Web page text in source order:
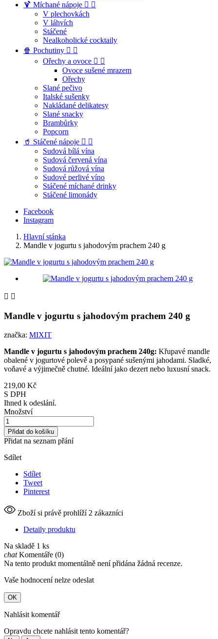
🍹 Míchané nápoje  
V plechovkách
V láhvích
Stáčené
Nealkoholické cocktaily
🍿 Pochutiny  
Ořechy a ovoce  
Ovoce sušené mrazem
Ořechy
Slané pečivo
Italské sušenky
Nakládané delikatesy
Slané snacky
Brambůrky
Popcorn
🥤 Stáčené nápoje  
Sudová bílá vína
Sudová červená vína
Sudová růžová vína
Sudové perlivé víno
Stáčené míchané drinky
Stáčené limonády
Facebook
Instagram
Hlavní stánka
Mandle v jogurtu s jahodovým prachem 240 g
 
Mandle v jogurtu s jahodovým prachem 240 g
značka: MIXIT
Mandle v jogurtu s jahodovým prachem 240g: Křupavé mandle
obalené v jogurtové polevě a posypané sušenými jahodami. Sladké,
voňavé a výjimečně chutné. Ideální jako dezert nebo luxusní snack.
219,00 Kč
S DPH
Ihned k odeslání.
Množství
Přidat do košíku
Přidat na seznam přání
Sdílet
Sdílet
Tweet
Pinterest
Zboží si právě prohlíží 2 zákazníci
Detaily produktu
Na skladě 1 ks
chatKomentáře (0)
Na tento produkt momentálně není přidána žádná recenze.
Vaše hodnocení nelze odeslat
OK
Nahlásit komentář
Opravdu chcete nahlásit tento komentář?